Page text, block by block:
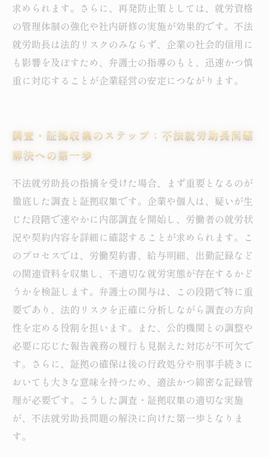
求められます。さらに、再発防止策としては、就労資格
の管理体制の強化や社内研修の実施が効果的です。不法
就労助長は法的リスクのみならず、企業の社会的信用に
も影響を及ぼすため、弁護士の指導のもと、迅速かつ慎
重に対応することが企業経営の安定につながります。
調査・証拠収集のステップ：不法就労助長問題
解決への第一歩
不法就労助長の指摘を受けた場合、まず重要となるのが
徹底した調査と証拠収集です。企業や個人は、疑いが生
じた段階で速やかに内部調査を開始し、労働者の就労状
況や契約内容を詳細に確認することが求められます。こ
のプロセスでは、労働契約書、給与明細、出勤記録など
の関連資料を収集し、不適切な就労実態が存在するかど
うかを検証します。弁護士の関与は、この段階で特に重
要であり、法的リスクを正確に分析しながら調査の方向
性を定める役割を担います。また、公的機関との調整や
必要に応じた報告義務の履行も見据えた対応が不可欠で
す。さらに、証拠の確保は後の行政処分や刑事手続きに
おいても大きな意味を持つため、適法かつ綿密な記録管
理が必要です。こうした調査・証拠収集の適切な実施
が、不法就労助長問題の解決に向けた第一歩となりま
す。